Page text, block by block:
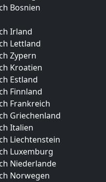
Bosnien
Irland
Lettland
Zypern
Kroatien
Estland
Finnland
Frankreich
Griechenland
Italien
Liechtenstein
Luxemburg
Niederlande
Norwegen